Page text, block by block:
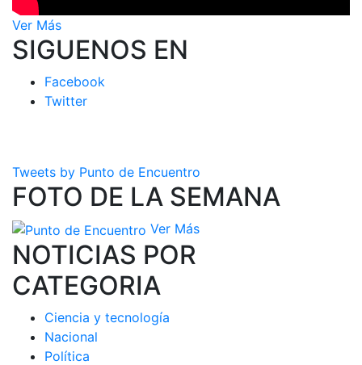
Ver Más
SIGUENOS EN
Facebook
Twitter
Tweets by Punto de Encuentro
FOTO DE LA SEMANA
Ver Más
NOTICIAS POR
CATEGORIA
Ciencia y tecnología
Nacional
Política